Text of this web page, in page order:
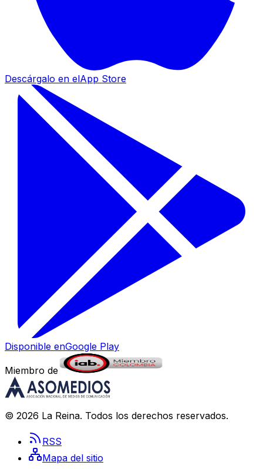
Descárgalo en elApp Store
Disponible enGoogle Play
Miembro de
© 2026 La Reina. Todos los derechos reservados.
RSS
Mapa del sitio